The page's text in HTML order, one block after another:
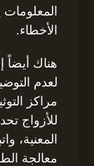
الأخطاء.
هناك أيضاً
لعدم
مراكز
للأزواج
المعنية،
معالجة